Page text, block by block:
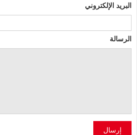
البريد الإلكتروني
الرسالة
إرسال